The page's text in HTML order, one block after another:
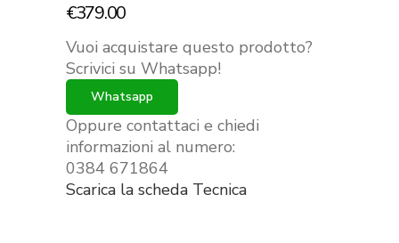
€379.00
Vuoi acquistare questo prodotto?
Scrivici su Whatsapp!
Whatsapp
Oppure contattaci e chiedi
informazioni al numero:
0384 671864
Scarica la scheda Tecnica